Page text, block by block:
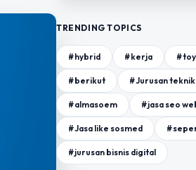
TRENDING TOPICS
#hybrid #kerja
#berikut #Jurusan
#almasoem #jasa seo
#Jasa like sosmed
#jurusan bisnis digital